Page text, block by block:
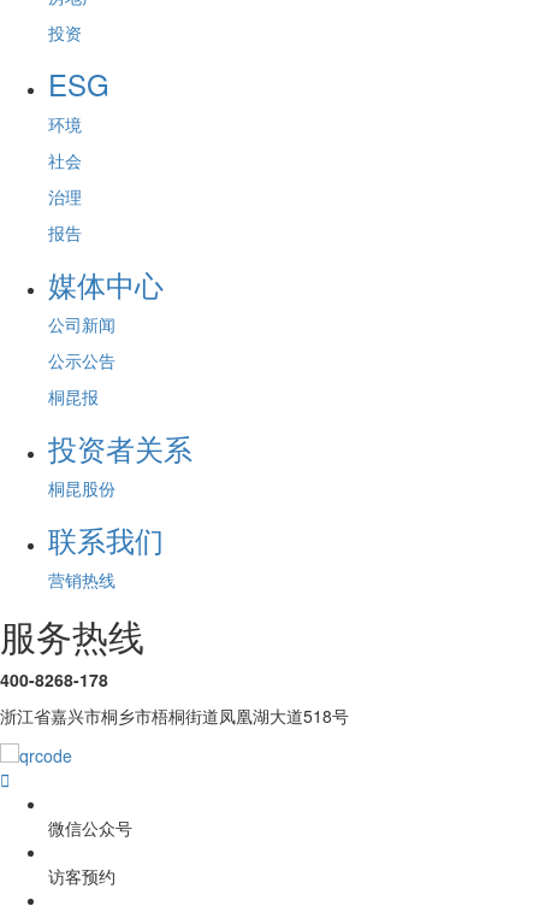
投资
ESG
环境
社会
治理
报告
媒体中心
公司新闻
公示公告
桐昆报
投资者关系
桐昆股份
联系我们
营销热线
服务热线
400-8268-178
浙江省嘉兴市桐乡市梧桐街道凤凰湖大道518号

微信公众号
访客预约